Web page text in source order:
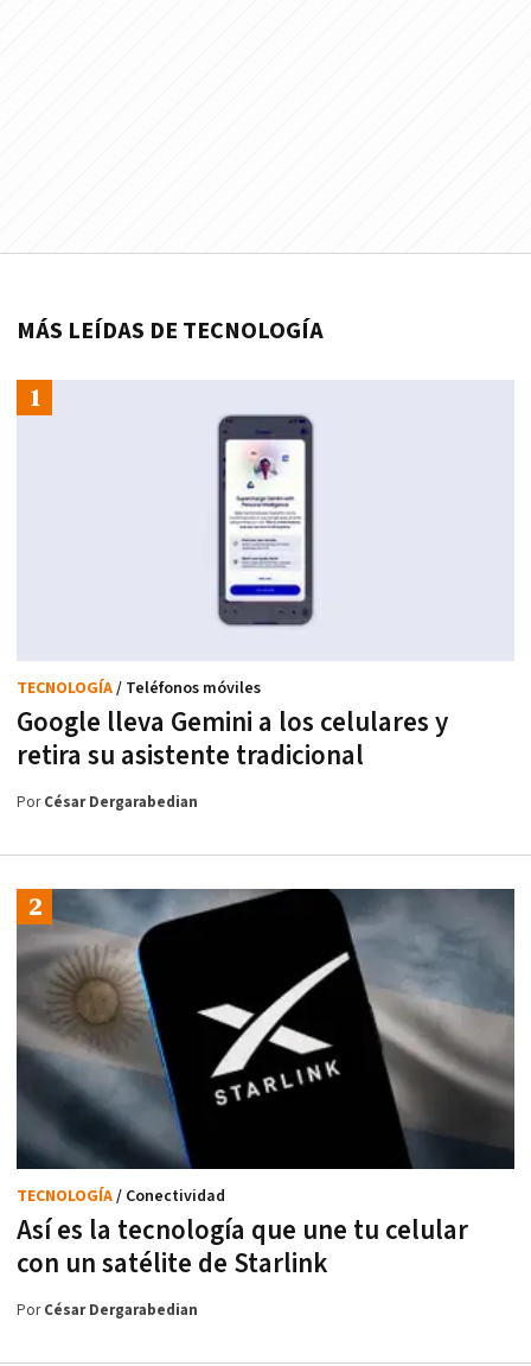
MÁS LEÍDAS DE TECNOLOGÍA
Google lleva Gemini a los celulares y
retira su asistente tradicional
TECNOLOGÍA/ Teléfonos móviles
PorCésar Dergarabedian
Así es la tecnología que une tu celular
con un satélite de Starlink
TECNOLOGÍA/ Conectividad
PorCésar Dergarabedian